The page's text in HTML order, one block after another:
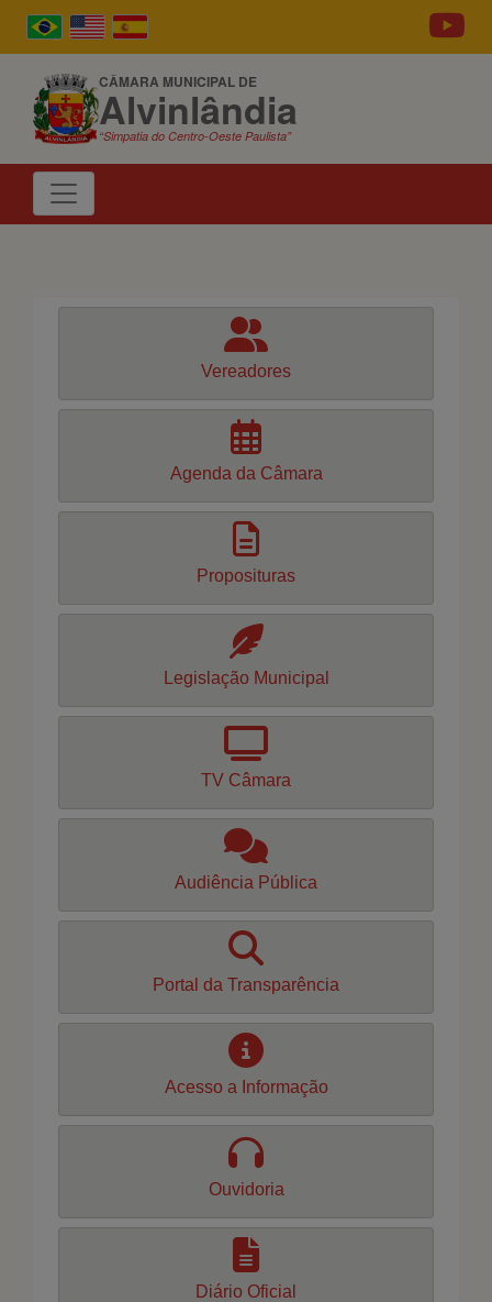
CÂMARA MUNICIPAL DE
Alvinlândia
“Simpatia do Centro-Oeste Paulista”
Vereadores
Agenda da Câmara
Proposituras
Legislação Municipal
TV Câmara
Audiência Pública
Portal da Transparência
Acesso a Informação
Ouvidoria
Diário Oficial